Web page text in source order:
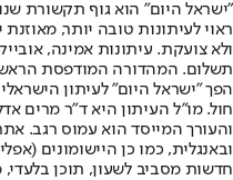
"ישראל היום" הוא גוף תקשורת
ראוי לעיתונות טובה יותר,
ולא צועקת. עיתונות אמינה,
הפך "ישראל היום" לעיתון
חול. מו"ל העיתון היא ד"ר מרים
והעורך המייסד הוא עמוס רגב.
חדשות מסביב לשעון, תוכן בלעדי,